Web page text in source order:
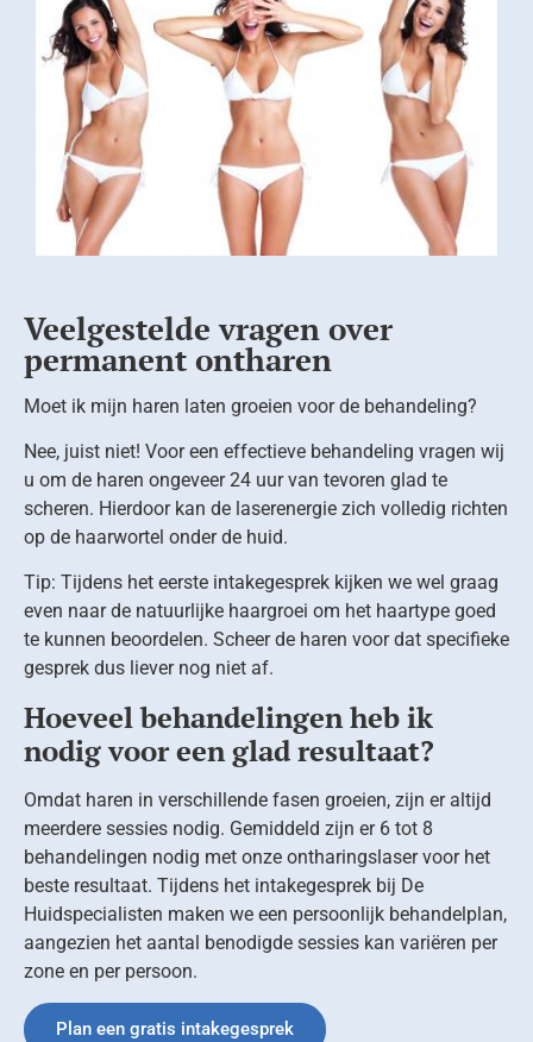
Veelgestelde vragen over
permanent ontharen
Moet ik mijn haren laten groeien voor de behandeling?
Nee, juist niet! Voor een effectieve behandeling vragen wij
u om de haren ongeveer 24 uur van tevoren glad te
scheren. Hierdoor kan de laserenergie zich volledig richten
op de haarwortel onder de huid.
Tip: Tijdens het eerste intakegesprek kijken we wel graag
even naar de natuurlijke haargroei om het haartype goed
te kunnen beoordelen. Scheer de haren voor dat specifieke
gesprek dus liever nog niet af.
Hoeveel behandelingen heb ik
nodig voor een glad resultaat?
Omdat haren in verschillende fasen groeien, zijn er altijd
meerdere sessies nodig. Gemiddeld zijn er 6 tot 8
behandelingen nodig met onze ontharingslaser voor het
beste resultaat. Tijdens het intakegesprek bij De
Huidspecialisten maken we een persoonlijk behandelplan,
aangezien het aantal benodigde sessies kan variëren per
zone en per persoon.
Plan een gratis intakegesprek